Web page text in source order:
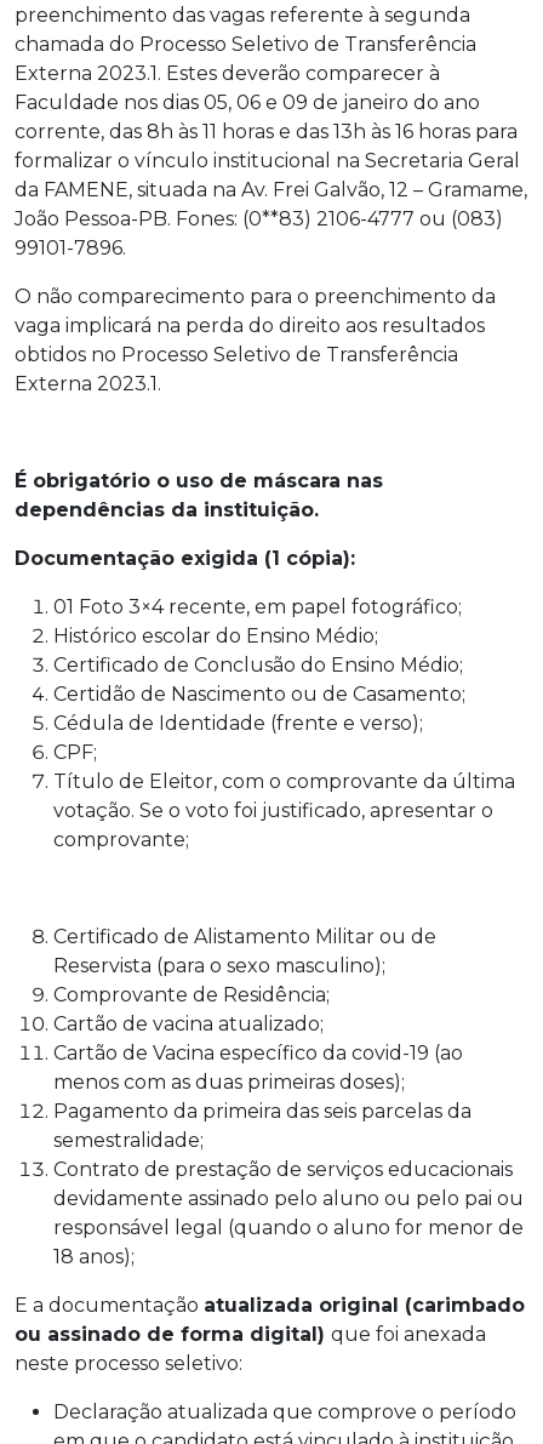
preenchimento das vagas referente à segunda
chamada do Processo Seletivo de Transferência
Externa 2023.1. Estes deverão comparecer à
Faculdade nos dias 05, 06 e 09 de janeiro do ano
corrente, das 8h às 11 horas e das 13h às 16 horas para
formalizar o vínculo institucional na Secretaria Geral
da FAMENE, situada na Av. Frei Galvão, 12 – Gramame,
João Pessoa-PB. Fones: (0**83) 2106-4777 ou (083)
99101-7896.
O não comparecimento para o preenchimento da
vaga implicará na perda do direito aos resultados
obtidos no Processo Seletivo de Transferência
Externa 2023.1.
É obrigatório o uso de máscara nas
dependências da instituição.
Documentação exigida (1 cópia):
01 Foto 3×4 recente, em papel fotográfico;
Histórico escolar do Ensino Médio;
Certificado de Conclusão do Ensino Médio;
Certidão de Nascimento ou de Casamento;
Cédula de Identidade (frente e verso);
CPF;
Título de Eleitor, com o comprovante da última
votação. Se o voto foi justificado, apresentar o
comprovante;
Certificado de Alistamento Militar ou de
Reservista (para o sexo masculino);
Comprovante de Residência;
Cartão de vacina atualizado;
Cartão de Vacina específico da covid-19 (ao
menos com as duas primeiras doses);
Pagamento da primeira das seis parcelas da
semestralidade;
Contrato de prestação de serviços educacionais
devidamente assinado pelo aluno ou pelo pai ou
responsável legal (quando o aluno for menor de
18 anos);
E a documentação atualizada original (carimbado
ou assinado de forma digital) que foi anexada
neste processo seletivo:
Declaração atualizada que comprove o período